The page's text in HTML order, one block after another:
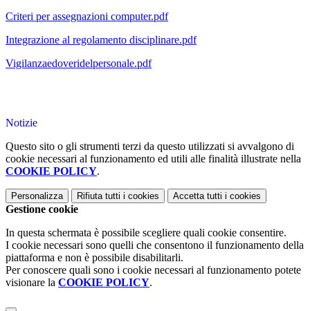
Criteri per assegnazioni computer.pdf
Integrazione al regolamento disciplinare.pdf
Vigilanzaedoveridelpersonale.pdf
Notizie
Questo sito o gli strumenti terzi da questo utilizzati si avvalgono di
cookie necessari al funzionamento ed utili alle finalità illustrate nella
COOKIE POLICY.
Personalizza Rifiuta tutti i cookies Accetta tutti i cookies
Gestione cookie
In questa schermata è possibile scegliere quali cookie consentire.
I cookie necessari sono quelli che consentono il funzionamento della
piattaforma e non è possibile disabilitarli.
Per conoscere quali sono i cookie necessari al funzionamento potete
visionare la COOKIE POLICY.